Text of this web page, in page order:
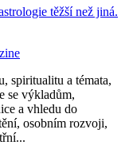
těžší než jiná.
spiritualitu a témata,
se výkladům,
a vhledu do
osobním rozvoji,